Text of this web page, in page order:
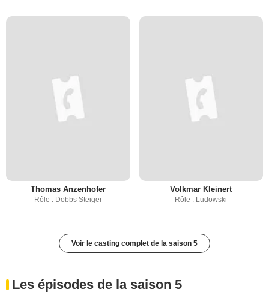
Thomas Anzenhofer
Rôle : Dobbs Steiger
Volkmar Kleinert
Rôle : Ludowski
Voir le casting complet de la saison 5
Les épisodes de la saison 5